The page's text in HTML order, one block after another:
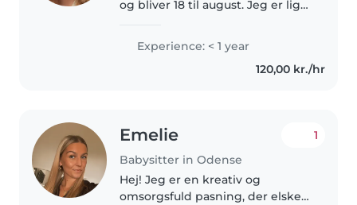
og bliver 18 til august. Jeg er lige
noget job lige nu. Jeg laver selv
mad til mig selv hver dag, så det
Experience: < 1 year
120,00 kr./hr
Emelie
Babysitter in Odense
1
Hej! Jeg er en kreativ og
omsorgsfuld pasning, der elsker